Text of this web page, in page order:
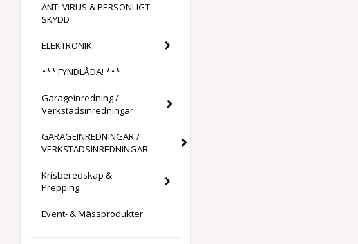
ANTI VIRUS & PERSONLIGT
SKYDD
ELEKTRONIK
*** FYNDLÅDA! ***
Garageinredning /
Verkstadsinredningar
GARAGEINREDNINGAR /
VERKSTADSINREDNINGAR
Krisberedskap &
Prepping
Event- & Mässprodukter